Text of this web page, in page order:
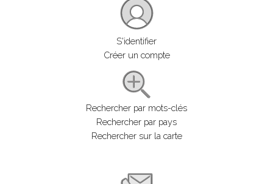
S'identifier
Créer un compte
Rechercher par mots-clés
Rechercher par pays
Rechercher sur la carte